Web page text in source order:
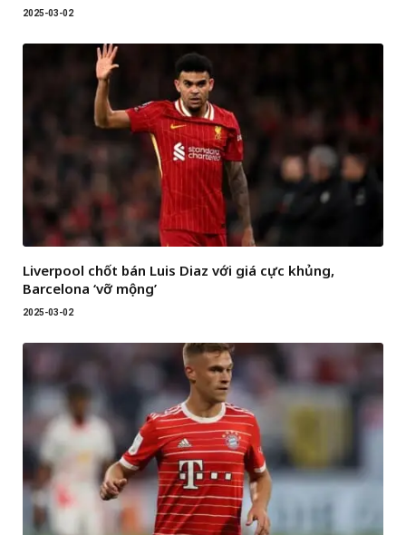
2025-03-02
Liverpool chốt bán Luis Diaz với giá cực khủng,
Barcelona ‘vỡ mộng’
2025-03-02